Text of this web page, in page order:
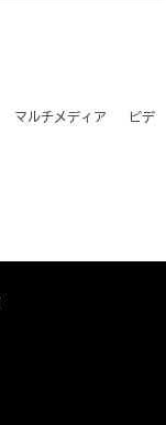
マルチメディア ビデ